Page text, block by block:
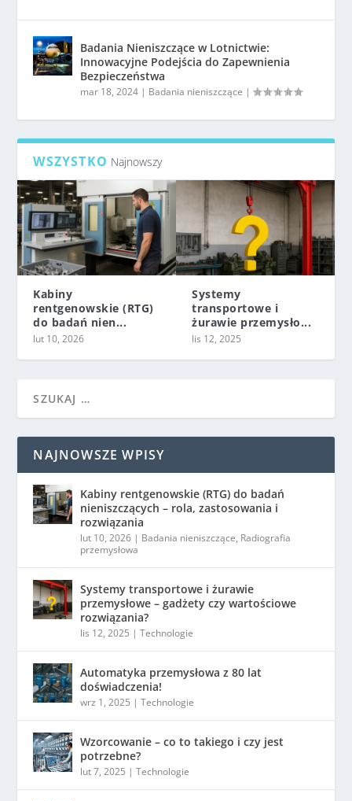
Badania Nieniszczące w Lotnictwie:
Innowacyjne Podejścia do Zapewnienia
Bezpieczeństwa
mar 18, 2024 | Badania nieniszczące |
WSZYSTKO Najnowszy
Kabiny
rentgenowskie (RTG)
do badań nien...
lut 10, 2026
Systemy
transportowe i
żurawie przemysło...
lis 12, 2025
NAJNOWSZE WPISY
Kabiny rentgenowskie (RTG) do badań
nieniszczących – rola, zastosowania i
rozwiązania
lut 10, 2026 | Badania nieniszczące, Radiografia
przemysłowa
Systemy transportowe i żurawie
przemysłowe – gadżety czy wartościowe
rozwiązania?
lis 12, 2025 |Technologie
Automatyka przemysłowa z 80 lat
doświadczenia!
wrz 1, 2025 |Technologie
Wzorcowanie – co to takiego i czy jest
potrzebne?
lut 7, 2025 |Technologie